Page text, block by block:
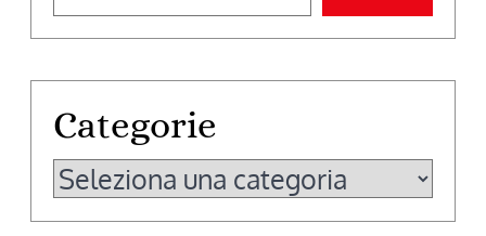
Categorie
Categorie